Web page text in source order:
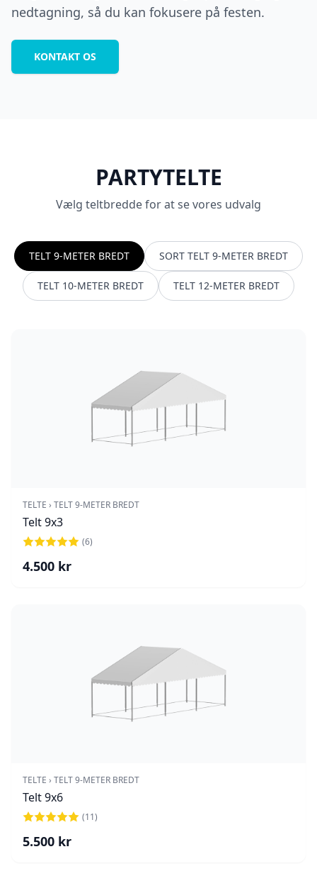
nedtagning, så du kan fokusere på festen.
KONTAKT OS
PARTYTELTE
Vælg teltbredde for at se vores udvalg
TELT 9-METER BREDT SORT TELT 9-METER BREDT
TELT 10-METER BREDT TELT 12-METER BREDT
TELTE › TELT 9-METER BREDT
Telt 9x3
(6)
4.500 kr
TELTE › TELT 9-METER BREDT
Telt 9x6
(11)
5.500 kr